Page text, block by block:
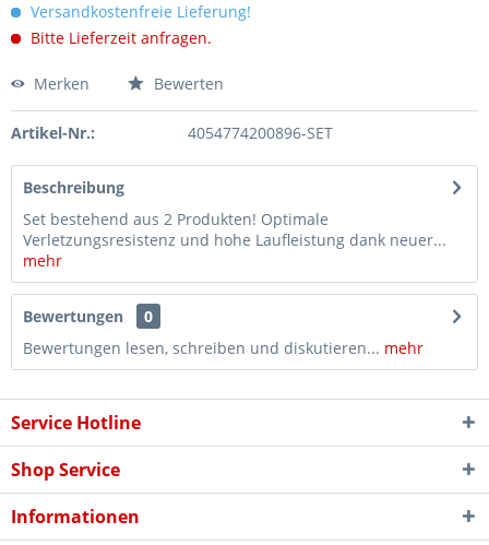
Versandkostenfreie Lieferung!
Bitte Lieferzeit anfragen.
Merken Bewerten
Artikel-Nr.: 4054774200896-SET
Beschreibung
Set bestehend aus 2 Produkten! Optimale
Verletzungsresistenz und hohe Laufleistung dank neuer...
mehr
Bewertungen
0
Bewertungen lesen, schreiben und diskutieren... mehr
Service Hotline
Shop Service
Informationen